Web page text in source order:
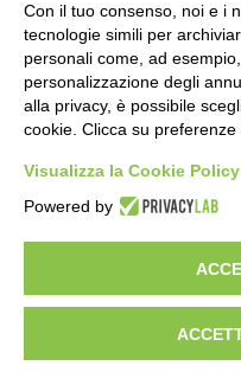
Il potenziale invisibile:
curiosità guida
1 giorno fa
Milano tra tradizione e
battito sottile di una
1 giorno fa
Visibileweb -
Con il tuo consenso, noi e i
tecnologie simili per
personali come, ad
personalizzazione degli
alla privacy, è possibile
cookie. Clicca su preferenze
Visualizza la Cookie
Powered by